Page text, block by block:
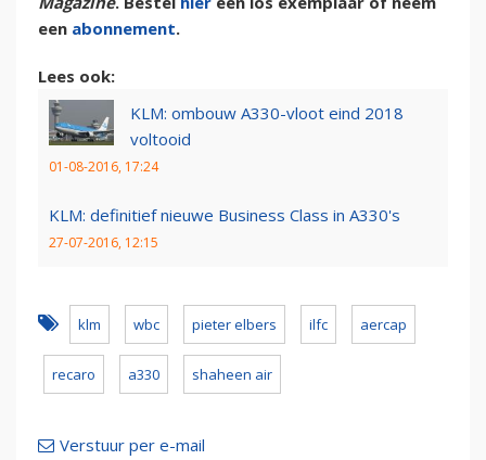
een abonnement.
Lees ook:
KLM: ombouw A330-vloot eind 2018
voltooid
01-08-2016, 17:24
KLM: definitief nieuwe Business Class in A330's
27-07-2016, 12:15
klm wbc pieter elbers ilfc aercap
recaro a330 shaheen air
Verstuur per e-mail